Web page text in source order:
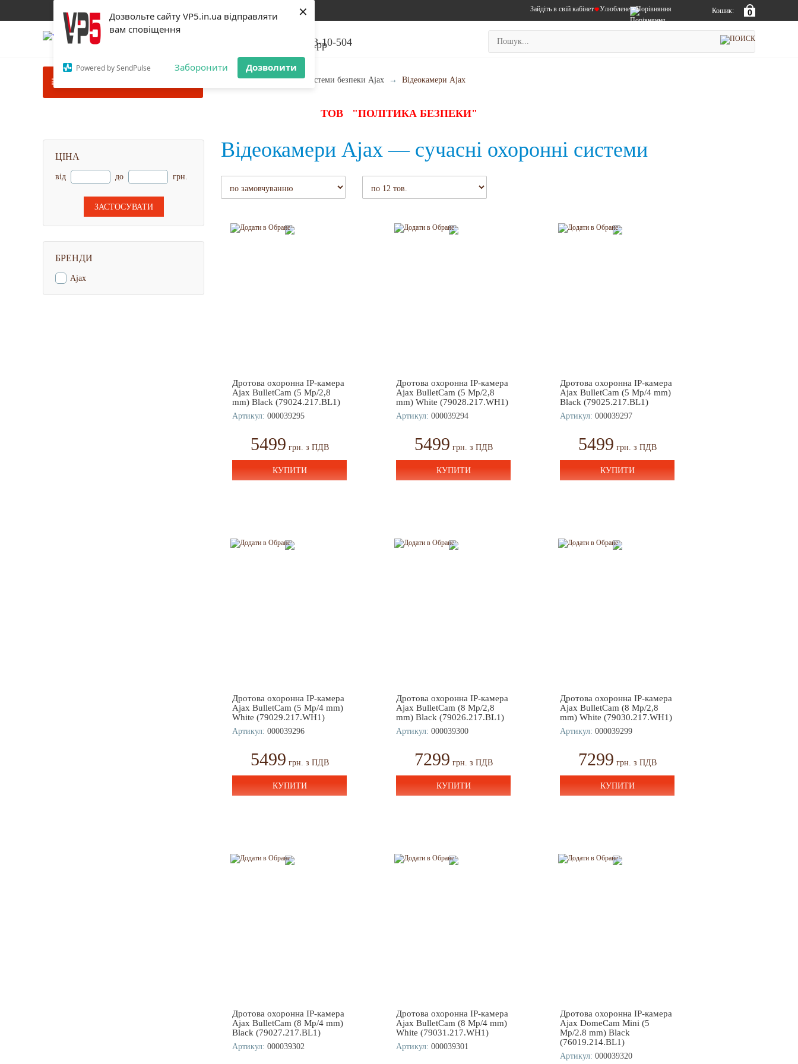
Дозвольте сайту VP5.in.ua відправляти
вам сповіщення
Powered by SendPulse Заборонити Дозволити
× Кошик: 0
Зайдіть в свій кабінет Улюблене Порівняння
інтернет-магазин 050-23-10-504
ТОВ "ПОЛІТИКА БЕЗПЕКИ"
Головна → Каталог → Системи безпеки Ajax → Відеокамери Ajax
ЦІНА
від до грн.
ЗАСТОСУВАТИ
БРЕНДИ
Ajax
Відеокамери Ajax — сучасні охоронні системи
Дротова охоронна IP-камера
Ajax BulletCam (5 Mp/2,8
mm) Black (79024.217.BL1)
Артикул: 000039295
5499 грн. з ПДВ
КУПИТИ
Дротова охоронна IP-камера
Ajax BulletCam (5 Mp/2,8
mm) White (79028.217.WH1)
Артикул: 000039294
5499 грн. з ПДВ
КУПИТИ
Дротова охоронна IP-камера
Ajax BulletCam (5 Mp/4 mm)
Black (79025.217.BL1)
Артикул: 000039297
5499 грн. з ПДВ
КУПИТИ
Дротова охоронна IP-камера
Ajax BulletCam (5 Mp/4 mm)
White (79029.217.WH1)
Артикул: 000039296
5499 грн. з ПДВ
КУПИТИ
Дротова охоронна IP-камера
Ajax BulletCam (8 Mp/2,8
mm) Black (79026.217.BL1)
Артикул: 000039300
7299 грн. з ПДВ
КУПИТИ
Дротова охоронна IP-камера
Ajax BulletCam (8 Mp/2,8
mm) White (79030.217.WH1)
Артикул: 000039299
7299 грн. з ПДВ
КУПИТИ
Дротова охоронна IP-камера
Ajax BulletCam (8 Mp/4 mm)
Black (79027.217.BL1)
Артикул: 000039302
Дротова охоронна IP-камера
Ajax BulletCam (8 Mp/4 mm)
White (79031.217.WH1)
Артикул: 000039301
Дротова охоронна IP-камера
Ajax DomeCam Mini (5
Mp/2.8 mm) Black
(76019.214.BL1)
Артикул: 000039320